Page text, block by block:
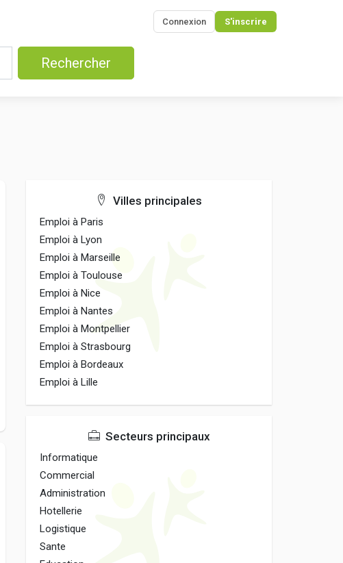
Connexion S'inscrire
Rechercher
Villes principales
Emploi à Paris
Emploi à Lyon
Emploi à Marseille
Emploi à Toulouse
Emploi à Nice
Emploi à Nantes
Emploi à Montpellier
Emploi à Strasbourg
Emploi à Bordeaux
Emploi à Lille
Secteurs principaux
Informatique
Commercial
Administration
Hotellerie
Logistique
Sante